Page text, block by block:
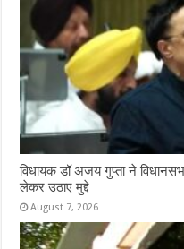
विधायक डॉ अजय गुप्ता ने
लेकर उठाए मुद्दे
August 7, 2026